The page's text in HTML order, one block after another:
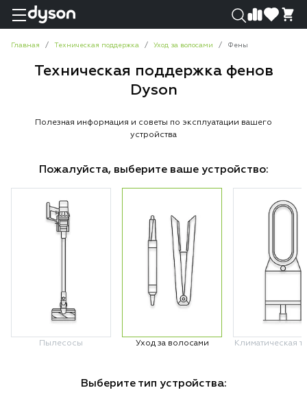
Главная Техническая поддержка Уход за волосами Фены
Техническая поддержка фенов
Dyson
Полезная информация и советы по эксплуатации вашего
устройства
Пожалуйста, выберите ваше устройство:
Пылесосы Уход за волосами Климатическая
Выберите тип устройства: